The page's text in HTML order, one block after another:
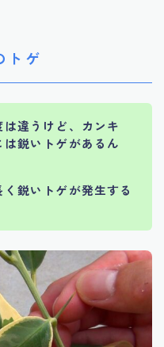
トゲ
違うけど、カンキ
鋭いトゲがあるん
鋭いトゲが発生する